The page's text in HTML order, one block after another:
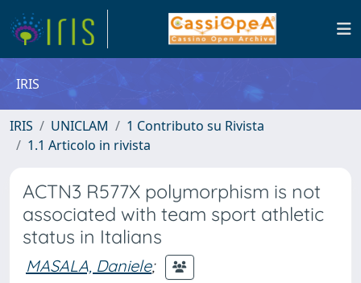
IRIS
IRIS UNICLAM
1 Contributo su Rivista
1.1 Articolo in rivista
ACTN3 R577X polymorphism is not
associated with team sport athletic
status in Italians
MASALA, Daniele;